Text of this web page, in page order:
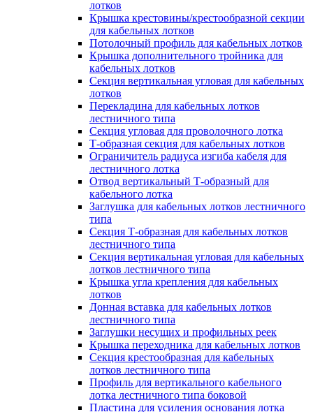
лотков
Крышка крестовины/крестообразной секции
для кабельных лотков
Потолочный профиль для кабельных лотков
Крышка дополнительного тройника для
кабельных лотков
Секция вертикальная угловая для кабельных
лотков
Перекладина для кабельных лотков
лестничного типа
Секция угловая для проволочного лотка
Т-образная секция для кабельных лотков
Ограничитель радиуса изгиба кабеля для
лестничного лотка
Отвод вертикальный Т-образный для
кабельного лотка
Заглушка для кабельных лотков лестничного
типа
Секция Т-образная для кабельных лотков
лестничного типа
Секция вертикальная угловая для кабельных
лотков лестничного типа
Крышка угла крепления для кабельных
лотков
Донная вставка для кабельных лотков
лестничного типа
Заглушки несущих и профильных реек
Крышка переходника для кабельных лотков
Секция крестообразная для кабельных
лотков лестничного типа
Профиль для вертикального кабельного
лотка лестничного типа боковой
Пластина для усиления основания лотка